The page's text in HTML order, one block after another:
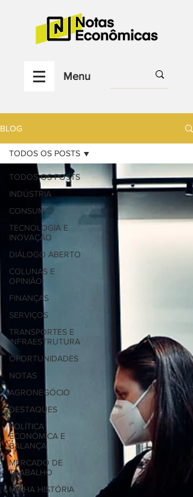
Menu
BLOG
TODOS OS POSTS
INDÚSTRIA
CONSUMO
TECNOLOGIA E
INOVAÇÃO
DIÁLOGO ABERTO
COLUNAS E
OPINIÃO
FINANÇAS
SERVIÇOS
TRANSPORTES E
INFRAESTRUTURA
OPORTUNIDADES
NOTAS
AGRONEGÓCIO
DESTAQUES
POLÍTICA
ECONÔMICA E
BALANÇA
MERCADO DE
TRABALHO
MINHA HISTÓRIA
TODOS OS POSTS